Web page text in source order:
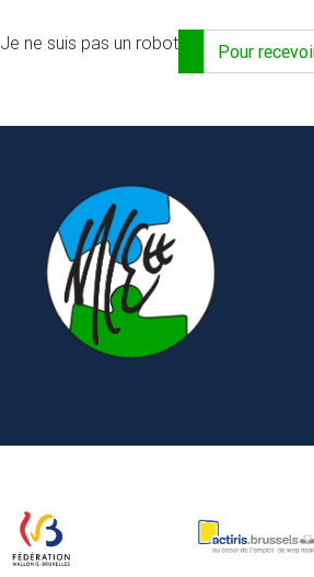
Adresse email...
Je ne suis pas un robot